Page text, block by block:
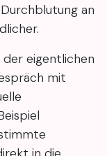
an
eigentlichen
mit